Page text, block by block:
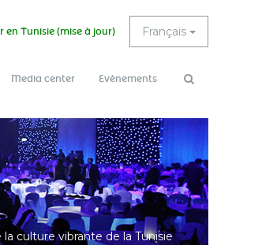
Français
en Tunisie (mise à jour)
Media center Evènements
culture vibrante de la Tunisie